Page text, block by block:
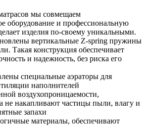
мы совмещаем
оборудование и профессиональную
изделия по-своему уникальными.
вертикальные Z-spring пружины
Такая конструкция обеспечивает
и надежность, без риска его
специальные аэраторы для
наполнителей
воздухопроницаемости,
не накапливают частицы пыли, влагу и
запахи
материалы, обеспечивают